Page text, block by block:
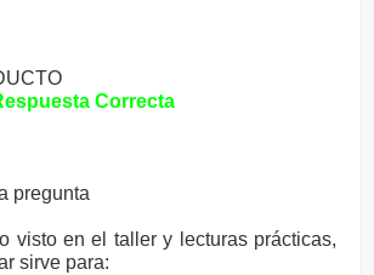
Correcta
pregunta
visto en el taller y lecturas prácticas,
sirve para: